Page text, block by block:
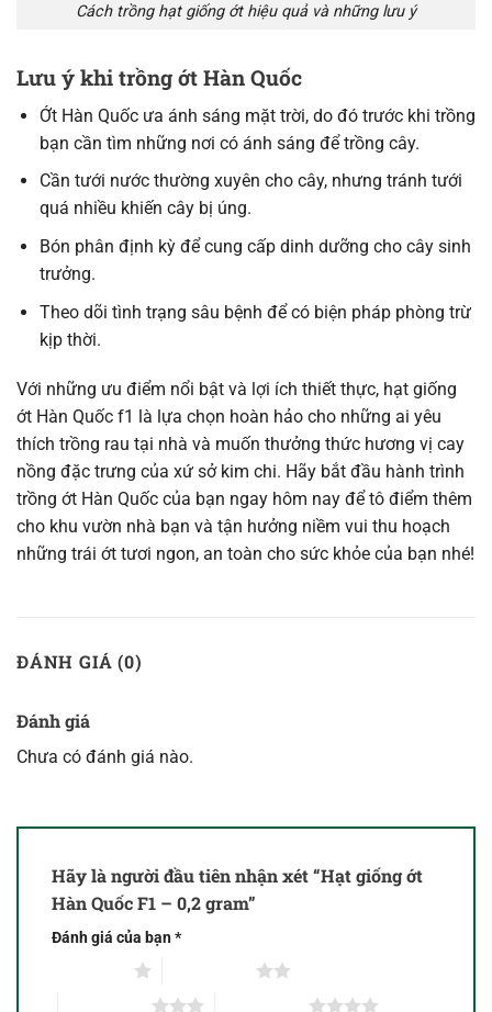
Cách trồng hạt giống ớt hiệu quả và những lưu ý
Lưu ý khi trồng ớt Hàn Quốc
Ớt Hàn Quốc ưa ánh sáng mặt trời, do đó trước khi trồng
bạn cần tìm những nơi có ánh sáng để trồng cây.
Cần tưới nước thường xuyên cho cây, nhưng tránh tưới
quá nhiều khiến cây bị úng.
Bón phân định kỳ để cung cấp dinh dưỡng cho cây sinh
trưởng.
Theo dõi tình trạng sâu bệnh để có biện pháp phòng trừ
kịp thời.
Với những ưu điểm nổi bật và lợi ích thiết thực, hạt giống
ớt Hàn Quốc f1 là lựa chọn hoàn hảo cho những ai yêu
thích trồng rau tại nhà và muốn thưởng thức hương vị cay
nồng đặc trưng của xứ sở kim chi. Hãy bắt đầu hành trình
trồng ớt Hàn Quốc của bạn ngay hôm nay để tô điểm thêm
cho khu vườn nhà bạn và tận hưởng niềm vui thu hoạch
những trái ớt tươi ngon, an toàn cho sức khỏe của bạn nhé!
ĐÁNH GIÁ (0)
Đánh giá
Chưa có đánh giá nào.
Hãy là người đầu tiên nhận xét “Hạt giống ớt
Hàn Quốc F1 – 0,2 gram”
Đánh giá của bạn*